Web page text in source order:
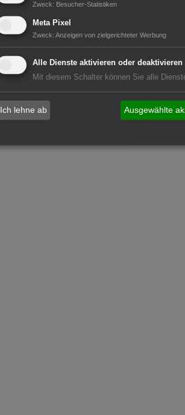
Zweck: Besucher-Statistiken
Meta Pixel
Zweck: Anzeigen von zielgerichteter Werbung
Alle Dienste aktivieren oder deaktivieren
Mit diesem Schalter können Sie alle
Ich lehne ab Ausgewählte